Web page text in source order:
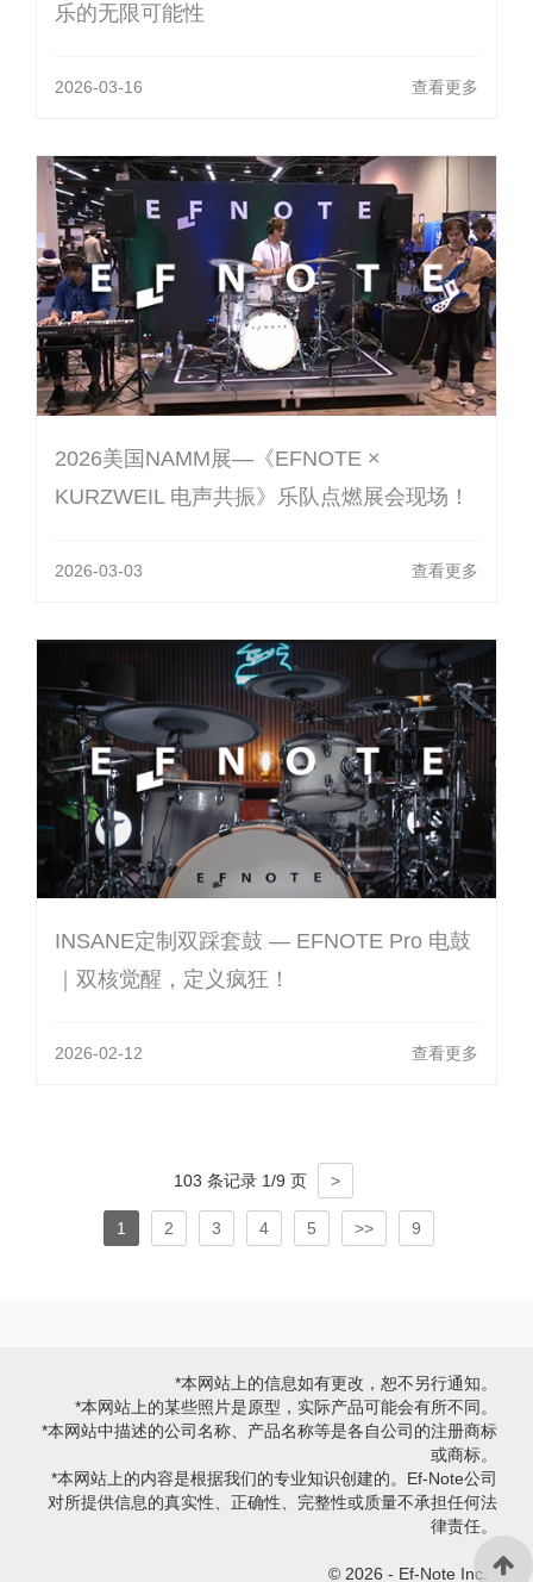
乐的无限可能性
2026-03-16 查看更多
2026美国NAMM展—《EFNOTE ×
KURZWEIL 电声共振》乐队点燃展会现场！
2026-03-03 查看更多
INSANE定制双踩套鼓 — EFNOTE Pro 电鼓
｜双核觉醒，定义疯狂！
2026-02-12 查看更多
103 条记录 1/9 页 >
1 2 3 4 5 >> 9
*本网站上的信息如有更改，恕不另行通知。
*本网站上的某些照片是原型，实际产品可能会有所不同。
*本网站中描述的公司名称、产品名称等是各自公司的注册商标
或商标。
*本网站上的内容是根据我们的专业知识创建的。Ef-Note公司
对所提供信息的真实性、正确性、完整性或质量不承担任何法
律责任。
© 2026 - Ef-Note Inc.